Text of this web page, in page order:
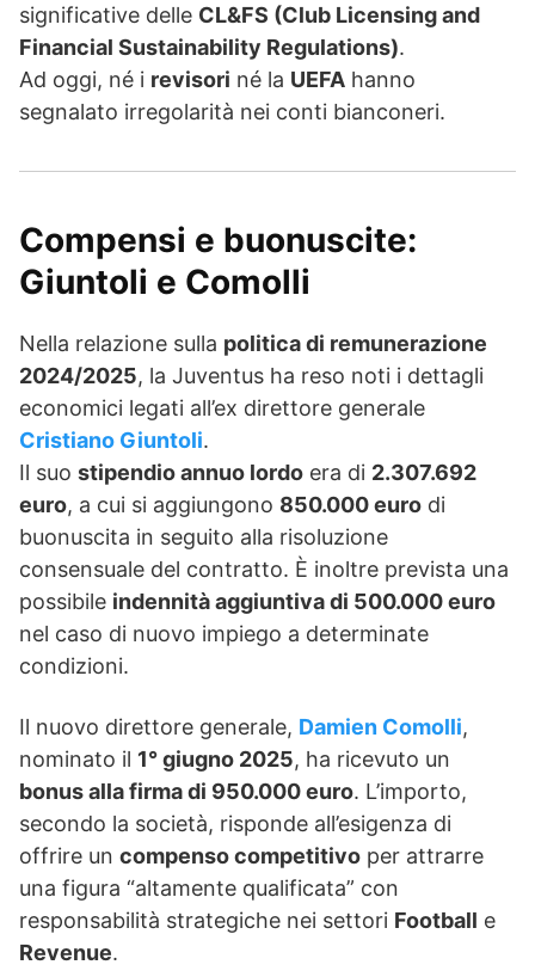
significative delle CL&FS (Club Licensing and
Financial Sustainability Regulations).
Ad oggi, né i revisori né la UEFA hanno
segnalato irregolarità nei conti bianconeri.
Compensi e buonuscite:
Giuntoli e Comolli
Nella relazione sulla politica di remunerazione
2024/2025, la Juventus ha reso noti i dettagli
economici legati all’ex direttore generale
Cristiano Giuntoli.
Il suo stipendio annuo lordo era di 2.307.692
euro, a cui si aggiungono 850.000 euro di
buonuscita in seguito alla risoluzione
consensuale del contratto. È inoltre prevista una
possibile indennità aggiuntiva di 500.000 euro
nel caso di nuovo impiego a determinate
condizioni.
Il nuovo direttore generale, Damien Comolli,
nominato il 1° giugno 2025, ha ricevuto un
bonus alla firma di 950.000 euro. L’importo,
secondo la società, risponde all’esigenza di
offrire un compenso competitivo per attrarre
una figura “altamente qualificata” con
responsabilità strategiche nei settori Football e
Revenue.